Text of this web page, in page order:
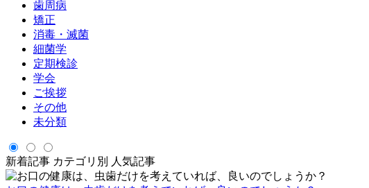
歯周病
矯正
消毒・滅菌
細菌学
定期検診
学会
ご挨拶
その他
未分類
新着記事 カテゴリ別 人気記事